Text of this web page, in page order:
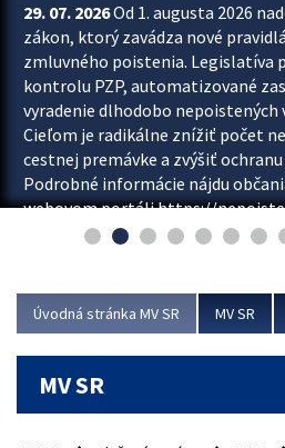
29. 07. 2026Od 1. augusta 2026
zákon, ktorý zavádza nové
zmluvného poistenia. Legislatíva
kontrolu PZP, automatizované
vyradenie dlhodobo nepoistených
Cieľom je radikálne znížiť počet
cestnej premávke a zvýšiť
Podrobné informácie nájdu
webovom portáli https://
ktorom od augusta pribudne aj
Úvodná stránka MV SR MV SR
MV SR